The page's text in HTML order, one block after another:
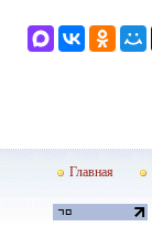
Главная